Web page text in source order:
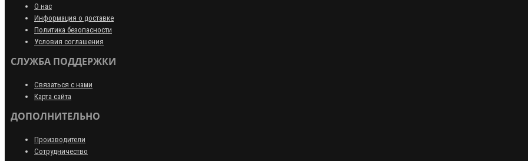
О нас
Информация о доставке
Политика безопасности
Условия соглашения
СЛУЖБА ПОДДЕРЖКИ
Связаться с нами
Карта сайта
ДОПОЛНИТЕЛЬНО
Производители
Сотрудничество